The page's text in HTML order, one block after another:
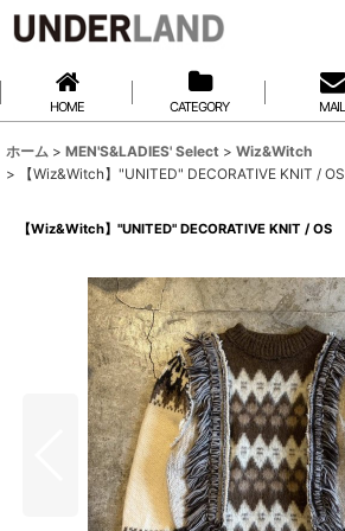
HOME CATEGORY MAIL
ホーム > MEN'S&LADIES' Select > Wiz&Witch
>
【Wiz&Witch】"UNITED" DECORATIVE KNIT / OS
【Wiz&Witch】"UNITED" DECORATIVE KNIT / OS